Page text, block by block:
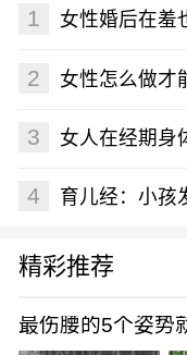
1 女性婚后在羞
2 女性怎么做才
3 女人在经期身
4 育儿经：小孩
精彩推荐
最伤腰的5个姿势